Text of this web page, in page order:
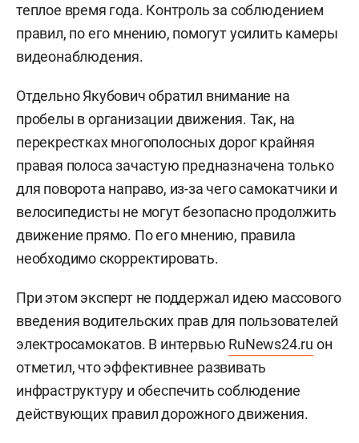
теплое время года. Контроль за соблюдением
правил, по его мнению, помогут усилить камеры
видеонаблюдения.
Отдельно Якубович обратил внимание на
пробелы в организации движения. Так, на
перекрестках многополосных дорог крайняя
правая полоса зачастую предназначена только
для поворота направо, из-за чего самокатчики и
велосипедисты не могут безопасно продолжить
движение прямо. По его мнению, правила
необходимо скорректировать.
При этом эксперт не поддержал идею массового
введения водительских прав для пользователей
электросамокатов. В интервью RuNews24.ru он
отметил, что эффективнее развивать
инфраструктуру и обеспечить соблюдение
действующих правил дорожного движения.